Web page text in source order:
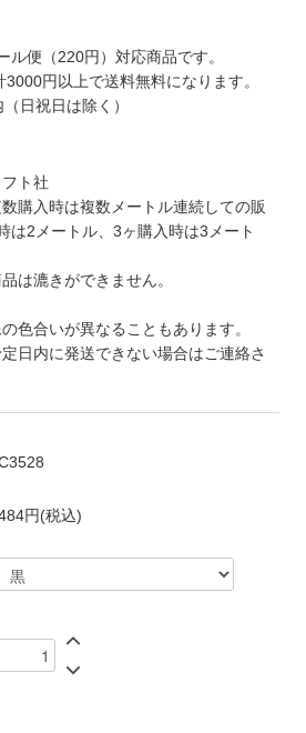
ル便（220円）対応商品です。
円以上で送料無料になります。
日祝日は除く）
ト社
購入時は複数メートル連続しての販
2メートル、3ヶ購入時は3メート
は漉きができません。
色合いが異なることもあります。
日内に発送できない場合はご連絡さ
円(税込)